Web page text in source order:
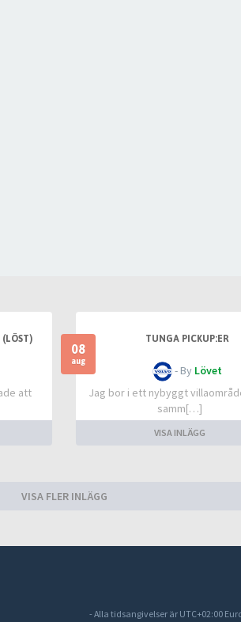
(LÖST)
att
08
aug
TUNGA PICKUP:ER
- By Lövet
Jag bor i ett nybyggt
samm[…]
VISA INLÄGG
VISA FLER INLÄGG
- Alla tidsangivelser är UTC+02:00